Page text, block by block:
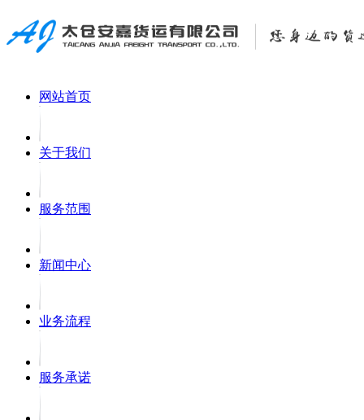
网站首页
关于我们
服务范围
新闻中心
业务流程
服务承诺